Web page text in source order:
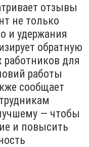
отзывы
не только
и удержания
обратную
работников для
работы
сообщает
— чтобы
и повысить